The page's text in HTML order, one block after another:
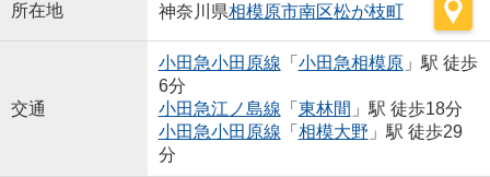
所在地 神奈川県相模原市南区松が枝町
交通
小田急小田原線 「 小田急相模原」駅 徒歩
6分
小田急江ノ島線 「 東林間 」駅 徒歩18分
小田急小田原線 「 相模大野 」駅 徒歩29
分